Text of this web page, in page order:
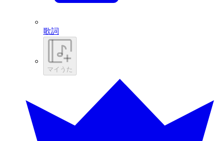
歌詞
マイうた